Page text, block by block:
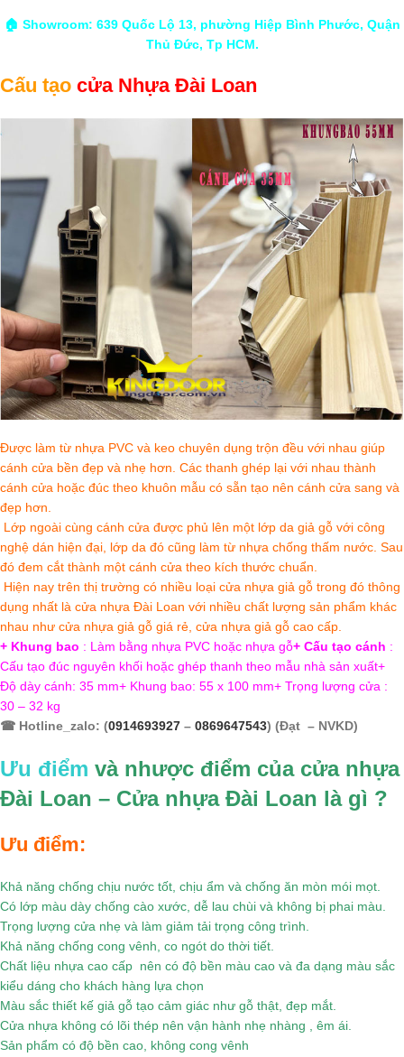
🏠 Showroom: 639 Quốc Lộ 13, phường Hiệp Bình Phước, Quận
Thủ Đức, Tp HCM.
Cấu tạo cửa Nhựa Đài Loan
Được làm từ nhựa PVC và keo chuyên dụng trộn đều với nhau giúp
cánh cửa bền đẹp và nhẹ hơn. Các thanh ghép lại với nhau thành
cánh cửa hoặc đúc theo khuôn mẫu có sẵn tạo nên cánh cửa sang và
đẹp hơn.
Lớp ngoài cùng cánh cửa được phủ lên một lớp da giả gỗ với công
nghệ dán hiện đại, lớp da đó cũng làm từ nhựa chống thấm nước. Sau
đó đem cắt thành một cánh cửa theo kích thước chuẩn.
Hiện nay trên thị trường có nhiều loại cửa nhựa giả gỗ trong đó thông
dụng nhất là cửa nhựa Đài Loan với nhiều chất lượng sản phẩm khác
nhau như cửa nhựa giả gỗ giá rẻ, cửa nhựa giả gỗ cao cấp.
+ Khung bao : Làm bằng nhựa PVC hoặc nhựa gỗ+ Cấu tạo cánh :
Cấu tạo đúc nguyên khối hoặc ghép thanh theo mẫu nhà sản xuất+
Độ dày cánh: 35 mm+ Khung bao: 55 x 100 mm+ Trọng lượng cửa :
30 – 32 kg
☎ Hotline_zalo: (0914693927 – 0869647543) (Đạt – NVKD)
Ưu điểm và nhược điểm của cửa nhựa
Đài Loan – Cửa nhựa Đài Loan là gì ?
Ưu điểm:
Khả năng chống chịu nước tốt, chịu ẩm và chống ăn mòn mói mọt.
Có lớp màu dày chống cào xước, dễ lau chùi và không bị phai màu.
Trọng lượng cửa nhẹ và làm giảm tải trọng công trình.
Khả năng chống cong vênh, co ngót do thời tiết.
Chất liệu nhựa cao cấp nên có độ bền màu cao và đa dạng màu sắc
kiểu dáng cho khách hàng lựa chọn
Màu sắc thiết kế giả gỗ tạo cảm giác như gỗ thật, đẹp mắt.
Cửa nhựa không có lõi thép nên vận hành nhẹ nhàng , êm ái.
Sản phẩm có độ bền cao, không cong vênh